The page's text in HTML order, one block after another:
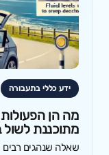
ידע כללי בתעבורה
מה הן הפעולות
מתוכננת לשול
שאלה שנהגים רבים